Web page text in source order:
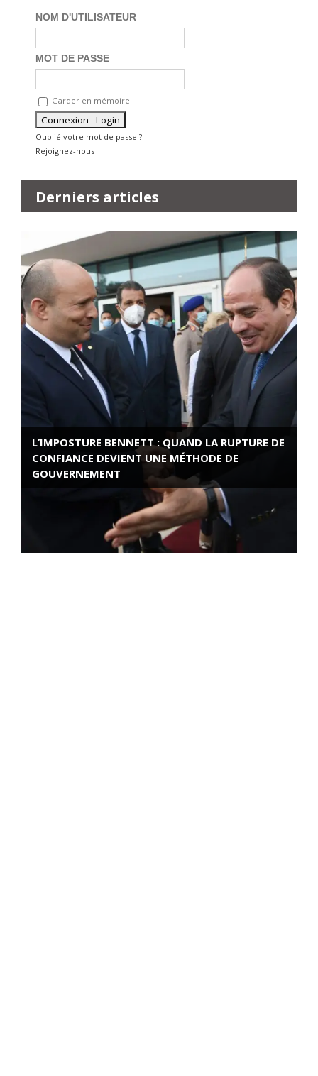
NOM D'UTILISATEUR
MOT DE PASSE
Garder en mémoire
Oublié votre mot de passe ?
Rejoignez-nous
Derniers articles
L’IMPOSTURE BENNETT : QUAND LA RUPTURE DE
CONFIANCE DEVIENT UNE MÉTHODE DE
GOUVERNEMENT
ROSE VALLAND, HEROÏNE DE LA RESISTANCE